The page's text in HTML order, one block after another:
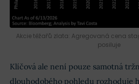
Akcie těžařů zlata: Agregovaná cena
posiluje
Klíčová ale není pouze samotná
dlouhodobého pohledu rozhoduje